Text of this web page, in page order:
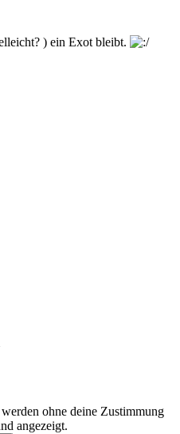
) ein Exot bleibt.
ohne deine Zustimmung
angezeigt.